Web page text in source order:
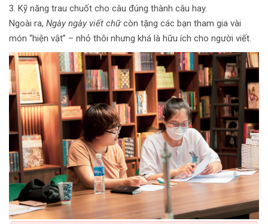
3. Kỹ năng trau chuốt cho câu đúng thành câu hay.
Ngoài ra, Ngày ngày viết chữcòn tặng các bạn tham gia vài
món “hiện vật” – nhỏ thôi nhưng khá là hữu ích cho người viết.